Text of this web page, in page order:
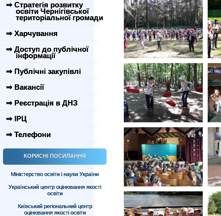
⇒ Стратегія розвитку
освіти Чернігівської
територіальної громади
⇒ Харчування
⇒ Доступ до публічної
інформації
⇒ Публічні закупівлі
⇒ Вакансії
⇒ Реєстрація в ДНЗ
⇒ ІРЦ
⇒ Телефони
КОРИСНІ ПОСИЛАННЯ
Міністерство освіти і науки України
Український центр оцінювання якості
освіти
Київський регіональний центр
оцінювання якості освіти